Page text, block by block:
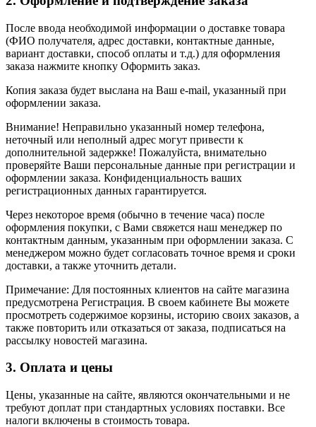
После ввода необходимой информации о доставке товара
(ФИО получателя, адрес доставки, контактные данные,
вариант доставки, способ оплаты и т.д.) для оформления
заказа нажмите кнопку Оформить заказ.
Копия заказа будет выслана на Ваш e-mail, указанный при
оформлении заказа.
Внимание! Неправильно указанный номер телефона,
неточный или неполный адрес могут привести к
дополнительной задержке! Пожалуйста, внимательно
проверяйте Ваши персональные данные при регистрации и
оформлении заказа. Конфиденциальность ваших
регистрационных данных гарантируется.
Через некоторое время (обычно в течение часа) после
оформления покупки, с Вами свяжется наш менеджер по
контактным данным, указанным при оформлении заказа. С
менеджером можно будет согласовать точное время и сроки
доставки, а также уточнить детали.
Примечание: Для постоянных клиентов на сайте магазина
предусмотрена Регистрация. В своем кабинете Вы можете
просмотреть содержимое корзины, историю своих заказов, а
также повторить или отказаться от заказа, подписаться на
рассылку новостей магазина.
3. Оплата и цены
Цены, указанные на сайте, являются окончательными и не
требуют доплат при стандартных условиях поставки. Все
налоги включены в стоимость товара.